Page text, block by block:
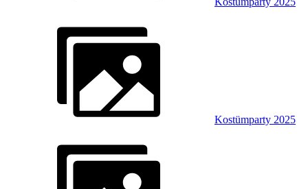
Kostümparty 2025